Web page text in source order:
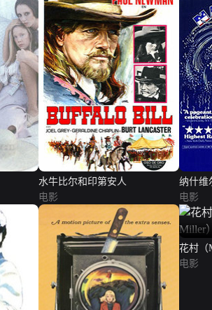
水牛比尔和印第安人
电影
纳什维
电影
电影